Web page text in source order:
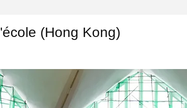
(Hong Kong)